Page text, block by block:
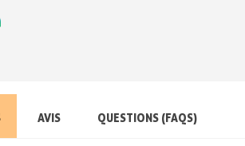
AVIS QUESTIONS (FAQS)